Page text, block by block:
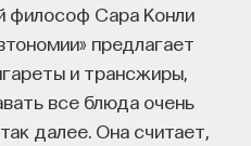
философ Сара Конли
предлагает
и трансжиры,
все блюда очень
далее. Она считает,